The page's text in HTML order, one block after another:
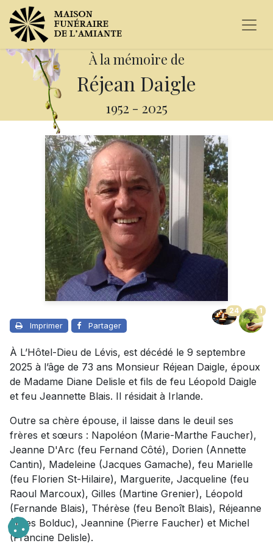
À la mémoire de
Réjean Daigle
1952 - 2025
Imprimer Partager
24 1
À L’Hôtel-Dieu de Lévis, est décédé le 9 septembre
2025 à l’âge de 73 ans Monsieur Réjean Daigle, époux
de Madame Diane Delisle et fils de feu Léopold Daigle
et feu Jeannette Blais. Il résidait à Irlande.
Outre sa chère épouse, il laisse dans le deuil ses
frères et sœurs : Napoléon (Marie-Marthe Faucher),
Jeanne D'Arc (feu Fernand Côté), Dorien (Annette
Cantin), Madeleine (Jacques Gamache), feu Marielle
(feu Florien St-Hilaire), Marguerite, Jacqueline (feu
Raoul Marcoux), Gilles (Martine Grenier), Léopold
(Fernande Blais), Thérèse (feu Benoît Blais), Réjeanne
(Yves Bolduc), Jeannine (Pierre Faucher) et Michel
(Francine Delisle).